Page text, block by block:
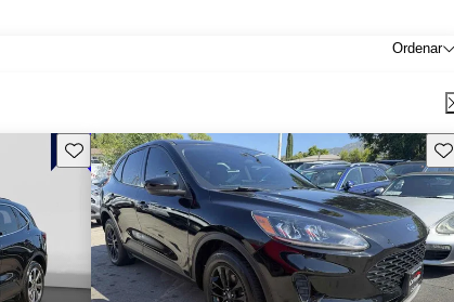
Ordenar
Guarda este Aviso